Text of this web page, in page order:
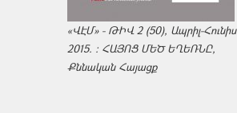
«ՎԷՄ» - ԹԻՎ 2 (50), Ապրիլ-Հունիս
2015. : ՀԱՅՈՑ ՄԵԾ ԵՂԵՌՆԸ,
Քննական Հայացք